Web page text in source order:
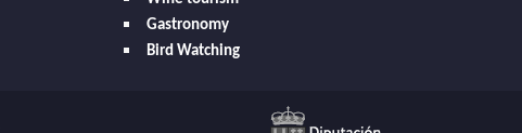
Gastronomy
Bird Watching